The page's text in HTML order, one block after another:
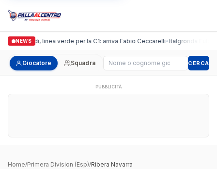
NEWS
Casalguidi, linea verde per la C1: arriva Fabio Ceccarelli•Italgronda Futsal
Giocatore Squadra Cerca giocatore CERCA
PUBBLICITÀ
Home/Primera Division (Esp)/Ribera Navarra